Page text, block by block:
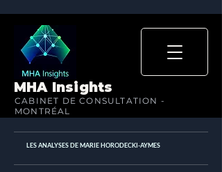
MHA Insights
CABINET DE CONSULTATION -
MONTRÉAL
LES ANALYSES DE MARIE HORODECKI-AYMES